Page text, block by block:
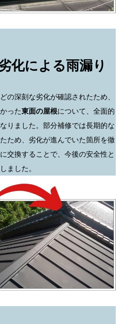
化による雨漏り
の深刻な劣化が確認されたため、
った東面の屋根について、全面的
りました。部分補修では長期的な
ため、劣化が進んでいた箇所を徹
交換することで、今後の安全性と
ました。